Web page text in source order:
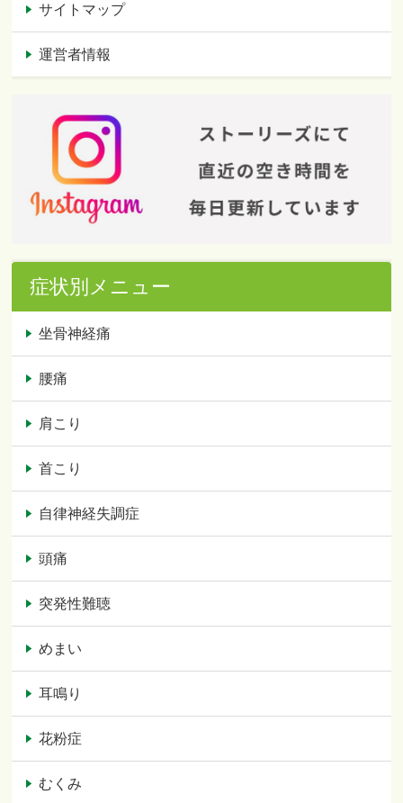
サイトマップ
運営者情報
症状別メニュー
坐骨神経痛
腰痛
肩こり
首こり
自律神経失調症
頭痛
突発性難聴
めまい
耳鳴り
花粉症
むくみ